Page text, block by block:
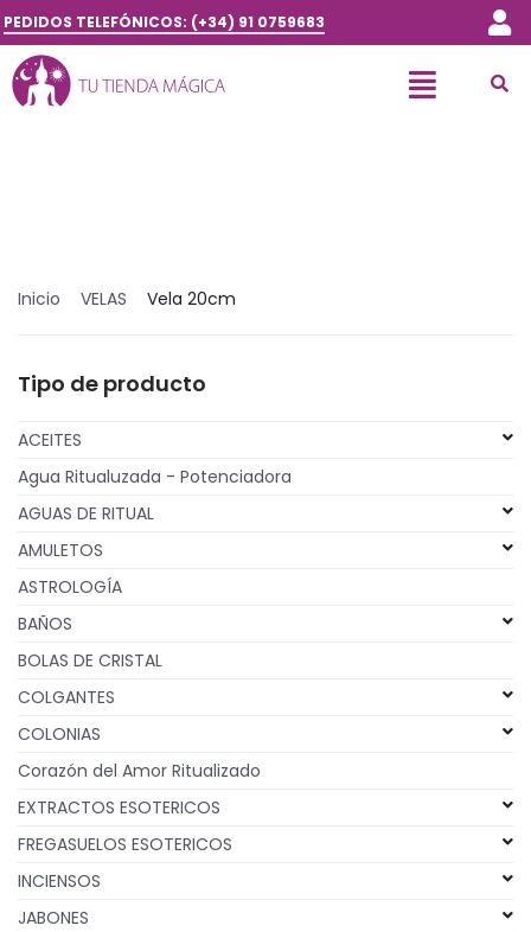
PEDIDOS TELEFÓNICOS: (+34) 91 0759683
Inicio VELAS Vela 20cm
Tipo de producto
ACEITES
Agua Ritualuzada - Potenciadora
AGUAS DE RITUAL
AMULETOS
ASTROLOGÍA
BAÑOS
BOLAS DE CRISTAL
COLGANTES
COLONIAS
Corazón del Amor Ritualizado
EXTRACTOS ESOTERICOS
FREGASUELOS ESOTERICOS
INCIENSOS
JABONES